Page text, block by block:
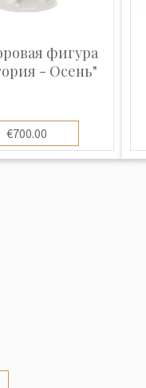
фигура
- Осень"
€700.00